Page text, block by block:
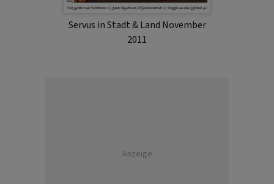
Servus in Stadt & Land November
2011
Anzeige